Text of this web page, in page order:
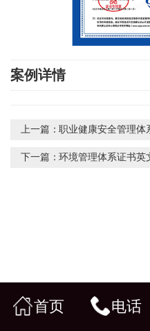
案例详情
上一篇：职业健康安全管理体
下一篇：环境管理体系证书英
首页 电话